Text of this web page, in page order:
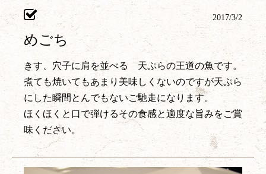
2017/3/2
めごち
きす、穴子に肩を並べる 天ぷらの王道の魚です。
煮ても焼いてもあまり美味しくないのですが天ぷら
にした瞬間とんでもないご馳走になります。
ほくほくと口で弾けるその食感と適度な旨みをご賞
味ください。